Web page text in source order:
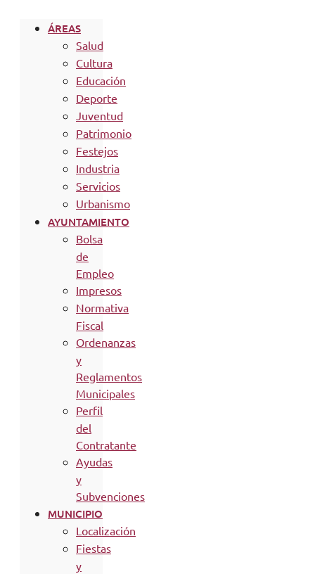
ÁREAS
Salud
Cultura
Educación
Deporte
Juventud
Patrimonio
Festejos
Industria
Servicios
Urbanismo
AYUNTAMIENTO
Bolsa
de
Empleo
Impresos
Normativa
Fiscal
Ordenanzas
y
Reglamentos
Municipales
Perfil
del
Contratante
Ayudas
y
Subvenciones
MUNICIPIO
Localización
Fiestas
y